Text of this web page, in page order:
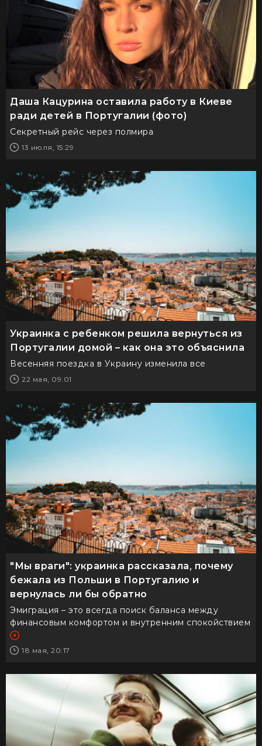
Даша Кацурина оставила работу в Киеве
ради детей в Португалии (фото)
Секретный рейс через полмира
13 июля, 15:29
Украинка с ребенком решила вернуться из
Португалии домой – как она это объяснила
Весенняя поездка в Украину изменила все
22 мая, 09:01
"Мы враги": украинка рассказала, почему
бежала из Польши в Португалию и
вернулась ли бы обратно
Эмиграция – это всегда поиск баланса между
финансовым комфортом и внутренним спокойствием
18 мая, 20:17